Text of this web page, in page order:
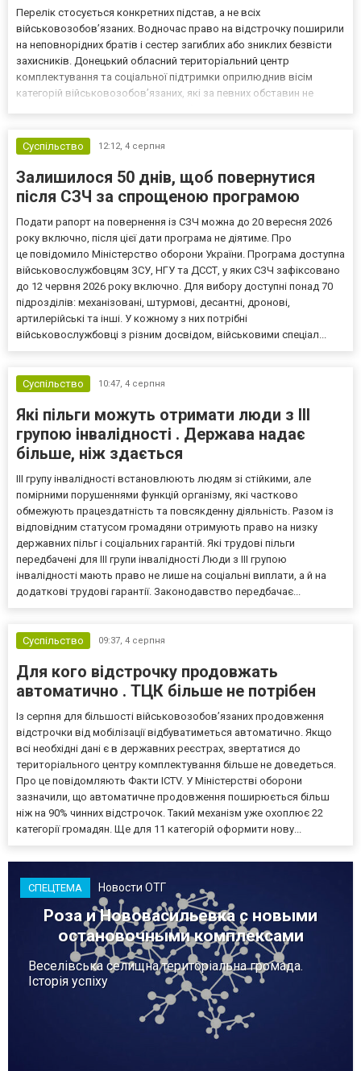
Перелік стосується конкретних підстав, а не всіх
військовозобов’язаних. Водночас право на відстрочку поширили
на неповнорідних братів і сестер загиблих або зниклих безвісти
захисників. Донецький обласний територіальний центр
комплектування та соціальної підтримки оприлюднив вісім
категорій військовозобов’язаних, які за певних обставин не
Суспільство
12:12, 4 серпня
Залишилося 50 днів, щоб повернутися
після СЗЧ за спрощеною програмою
Подати рапорт на повернення із СЗЧ можна до 20 вересня 2026
року включно, після цієї дати програма не діятиме. Про
це повідомило Міністерство оборони України. Програма доступна
військовослужбовцям ЗСУ, НГУ та ДССТ, у яких СЗЧ зафіксовано
до 12 червня 2026 року включно. Для вибору доступні понад 70
підрозділів: механізовані, штурмові, десантні, дронові,
артилерійські та інші. У кожному з них потрібні
військовослужбовці з різним досвідом, військовими спеціал...
Суспільство 10:47, 4 серпня
Які пільги можуть отримати люди з III
групою інвалідності . Держава надає
більше, ніж здається
III групу інвалідності встановлюють людям зі стійкими, але
помірними порушеннями функцій організму, які частково
обмежують працездатність та повсякденну діяльність. Разом із
відповідним статусом громадяни отримують право на низку
державних пільг і соціальних гарантій. Які трудові пільги
передбачені для III групи інвалідності Люди з III групою
інвалідності мають право не лише на соціальні виплати, а й на
додаткові трудові гарантії. Законодавство передбачає...
Суспільство 09:37, 4 серпня
Для кого відстрочку продовжать
автоматично . ТЦК більше не потрібен
Із серпня для більшості військовозобов’язаних продовження
відстрочки від мобілізації відбуватиметься автоматично. Якщо
всі необхідні дані є в державних реєстрах, звертатися до
територіального центру комплектування більше не доведеться.
Про це повідомляють Факти ICTV. У Міністерстві оборони
зазначили, що автоматичне продовження поширюється більш
ніж на 90% чинних відстрочок. Такий механізм уже охоплює 22
категорії громадян. Ще для 11 категорій оформити нову...
СПЕЦТЕМА Новости ОТГ
Роза и Нововасильевка с новыми
остановочными комплексами
Веселівська селищна територіальна громада.
Історія успіху